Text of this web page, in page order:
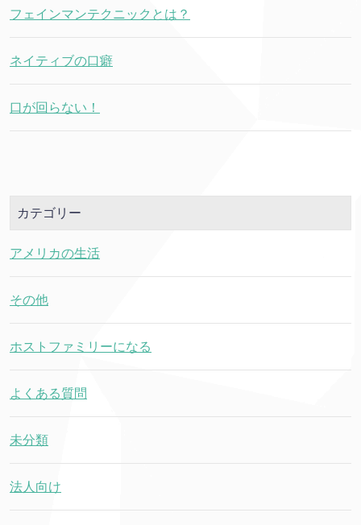
フェインマンテクニックとは？
ネイティブの口癖
口が回らない！
カテゴリー
アメリカの生活
その他
ホストファミリーになる
よくある質問
未分類
法人向け